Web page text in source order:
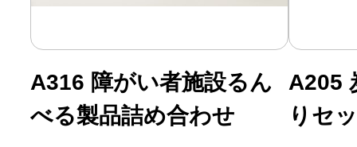
10秒ぴったり診断
自治体直営サイト特集
はじめるバイブルとは
A316 障がい者施設るん
べる製品詰め合わせ
A205
りセ